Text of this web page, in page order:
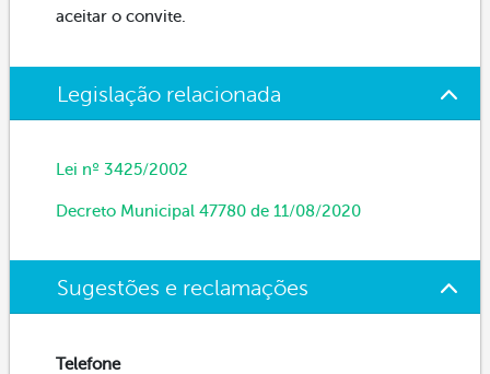
aceitar o convite.
Legislação relacionada
Lei nº 3425/2002
Decreto Municipal 47780 de 11/08/2020
Sugestões e reclamações
Telefone